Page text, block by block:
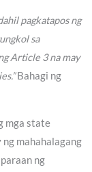
pagkatapos ng
sa
Article 3 na may
Bahagi ng
mga state
mahahalagang
ng